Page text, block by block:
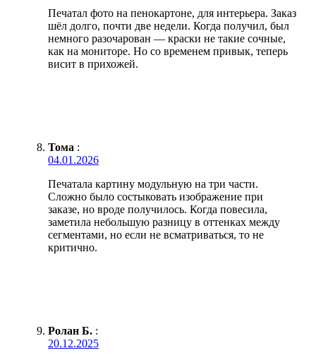
Печатал фото на пенокартоне, для интерьера. Заказ
шёл долго, почти две недели. Когда получил, был
немного разочарован — краски не такие сочные,
как на мониторе. Но со временем привык, теперь
висит в прихожей.
Тома :
04.01.2026
Печатала картину модульную на три части.
Сложно было состыковать изображение при
заказе, но вроде получилось. Когда повесила,
заметила небольшую разницу в оттенках между
сегментами, но если не всматриваться, то не
критично.
Ролан Б. :
20.12.2025